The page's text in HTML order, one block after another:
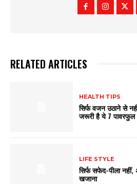
RELATED ARTICLES
HEALTH TIPS
सिर्फ वजन उठाने से
जरूरी है ये 7
LIFE STYLE
सिर्फ सफेद-पीला
खजाना